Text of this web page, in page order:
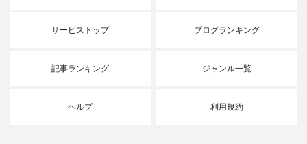
サービストップ ブログランキング
記事ランキング ジャンル一覧
ヘルプ 利用規約